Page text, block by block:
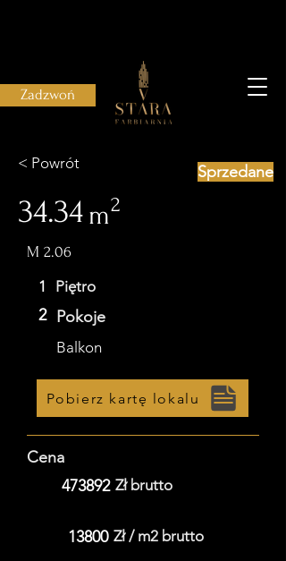
Zadzwoń
< Powrót
34.34 m
M 2.06
1 Piętro
2 Pokoje
Balkon
Pobierz kartę lokalu
Cena
473892 Zł brutto
13800 Zł / m2 brutto
Sprzedane
2